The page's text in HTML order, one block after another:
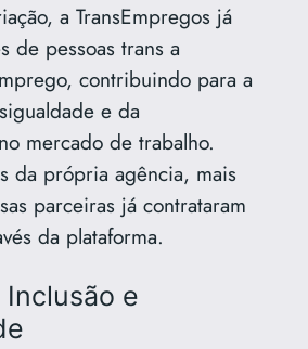
a TransEmpregos já
de pessoas trans a
contribuindo para a
e da
mercado de trabalho.
da própria agência, mais
parceiras já contrataram
da plataforma.
Inclusão e